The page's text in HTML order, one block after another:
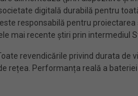
digitală durabilă pentru
responsabilă pentru
mai recente știri prin intermediul
revendicările privind durata
Performanța reală a